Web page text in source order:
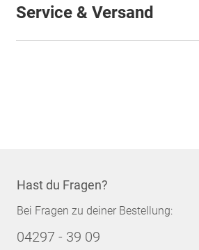
Service & Versand
Hast du Fragen?
Bei Fragen zu deiner Bestellung:
04297 - 39 09